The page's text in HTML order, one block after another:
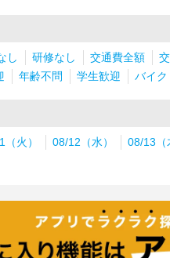
し 研修なし 交通費全額
年齢不問 学生歓迎 バイク
（火） 08/12（水） 08/13（